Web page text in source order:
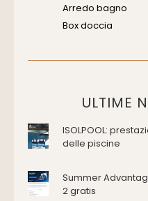
Arredo bagno
Box doccia
Placche di
Domotica Ed
Edilizia
Antincendio e
Attrezzature
ULTIME
ISOLPOOL:
delle piscine
Summer
2 gratis